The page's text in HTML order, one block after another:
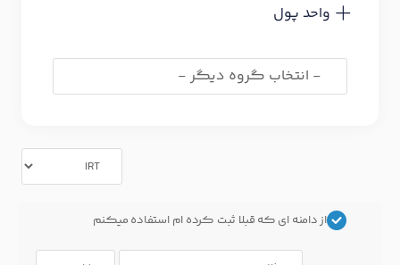
واحد پول
از دامنه ای که قبلا ثبت کرده ام استفاده میکنم